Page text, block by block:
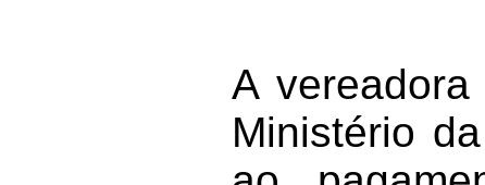
A
Ministério